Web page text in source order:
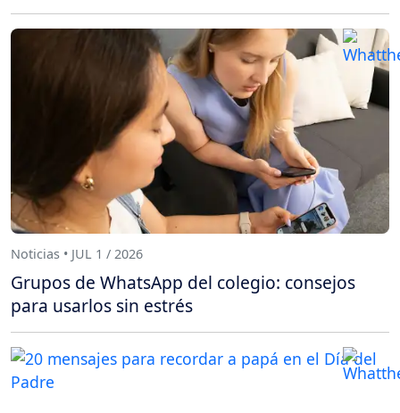
Noticias • JUL 1 / 2026
Grupos de WhatsApp del colegio: consejos
para usarlos sin estrés